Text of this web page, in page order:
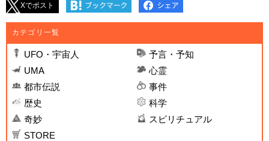
Xでポスト
カテゴリ一覧
UFO・宇宙人
予言・予知
UMA
心霊
都市伝説
事件
歴史
科学
奇妙
スピリチュアル
STORE